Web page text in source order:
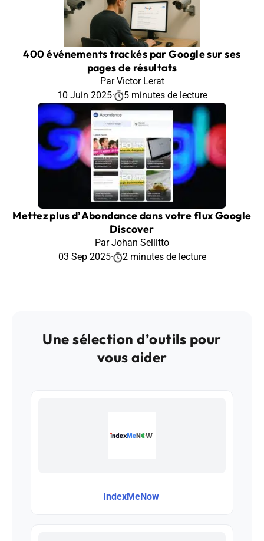
400 événements trackés par Google sur ses
pages de résultats
Par Victor Lerat
10 Juin 2025· 5 minutes de lecture
Mettez plus d’Abondance dans votre flux Google
Discover
Par Johan Sellitto
03 Sep 2025· 2 minutes de lecture
Une sélection d’outils pour
vous aider
IndexMeNow